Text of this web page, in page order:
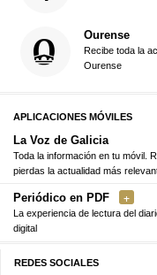
Ourense
Recibe toda la
Ourense
APLICACIONES MÓVILES
La Voz de Galicia
Toda la información en tu móvil.
pierdas la actualidad más
Periódico en PDF
La experiencia de lectura del
digital
REDES SOCIALES